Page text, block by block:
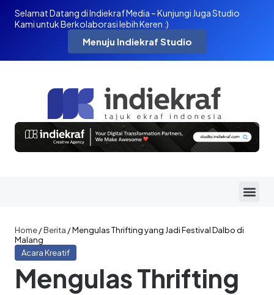
Selamat Datang di Indiekraf Media – Kunjungi Juga Studio
Kami untuk Berkolaborasi lebih Keren :)
Menuju Indiekraf Studio
Home/Berita /Mengulas Thrifting yang Jadi Festival Dalbo di
Malang
Acara Kreatif
Mengulas Thrifting